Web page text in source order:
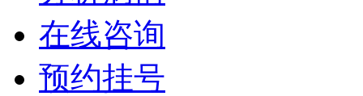
在线咨询
预约挂号